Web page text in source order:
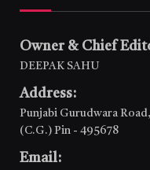
Owner & Chief
DEEPAK SAHU
Address:
Punjabi Gurudwara
(C.G.) Pin - 495678
Email: